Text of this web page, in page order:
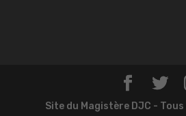
Site du Magistère DJC -